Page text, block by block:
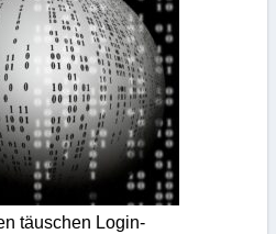
täuschen Login-